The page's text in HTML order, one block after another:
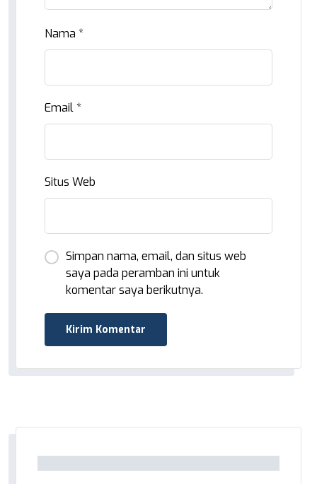
Nama*
Email*
Situs Web
Simpan nama, email, dan situs web
saya pada peramban ini untuk
komentar saya berikutnya.